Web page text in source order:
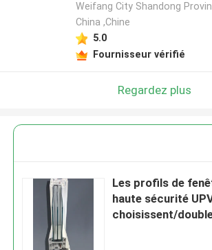
Weifang City Shandong
China ,Chine
5.0
Fournisseur vérifié
Regardez plus
Les profils de
haute sécurité
choisissent/